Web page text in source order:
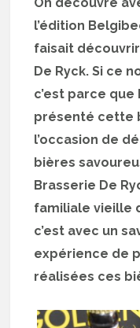
l’édition
faisait
De Ryck. Si ce
c’est parce
présenté cette
l’occasion de
bières
Brasserie De
familiale vieille
c’est avec un
expérience de
réalisées ces